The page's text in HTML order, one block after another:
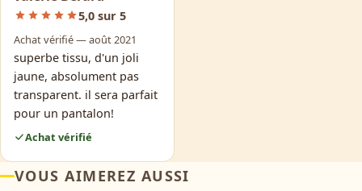
5,0 sur 5
Achat vérifié — août 2021
superbe tissu, d'un joli
jaune, absolument pas
transparent. il sera parfait
pour un pantalon!
Achat vérifié
VOUS AIMEREZ AUSSI